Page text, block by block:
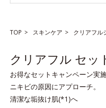
TOP スキンケア クリアフル
クリアフル セッ
お得なセットキャンペーン実
ニキビの原因にアプローチ。
清潔な垢抜け肌(*1)へ